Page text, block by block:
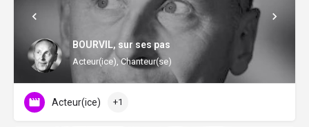
BOURVIL, sur ses pas
Acteur(ice), Chanteur(se)
Acteur(ice) +1